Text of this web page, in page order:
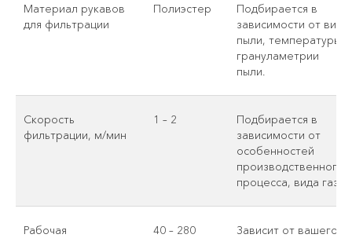
Материал рукавов
для фильтрации
Полиэстер
Подбирается в
зависимости от вида
пыли, температуры,
грануламетрии
пыли.
Скорость
фильтрации, м/мин
1 – 2
Подбирается в
зависимости от
особенностей
производственного
процесса, вида газа.
Рабочая
40 – 280
Зависит от вашего